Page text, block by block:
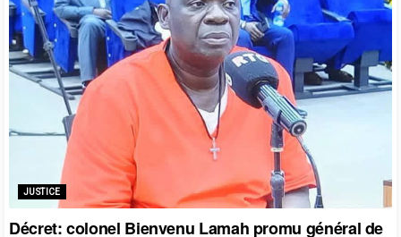
JUSTICE
Décret: colonel Bienvenu Lamah promu général de